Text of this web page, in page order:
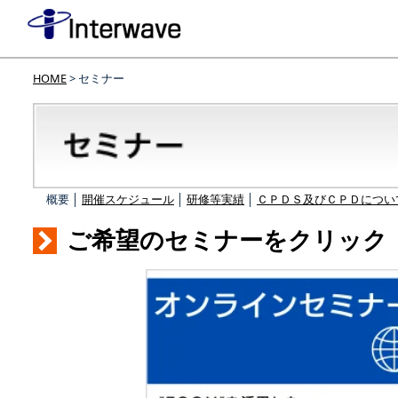
HOME> セミナー
概要 │ 開催スケジュール 研修等実績 ＣＰＤＳ及びＣＰＤにつ
ご希望のセミナーをクリック